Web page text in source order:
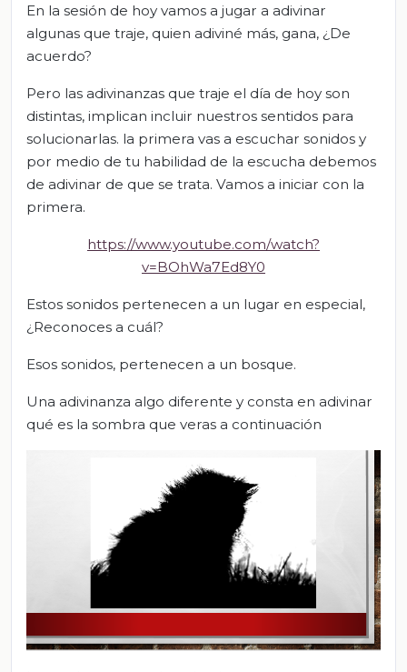
En la sesión de hoy vamos a jugar a adivinar
algunas que traje, quien adiviné más, gana, ¿De
acuerdo?
Pero las adivinanzas que traje el día de hoy son
distintas, implican incluir nuestros sentidos para
solucionarlas. la primera vas a escuchar sonidos y
por medio de tu habilidad de la escucha debemos
de adivinar de que se trata. Vamos a iniciar con la
primera.
https://www.youtube.com/watch?
v=BOhWa7Ed8Y0
Estos sonidos pertenecen a un lugar en especial,
¿Reconoces a cuál?
Esos sonidos, pertenecen a un bosque.
Una adivinanza algo diferente y consta en adivinar
qué es la sombra que veras a continuación